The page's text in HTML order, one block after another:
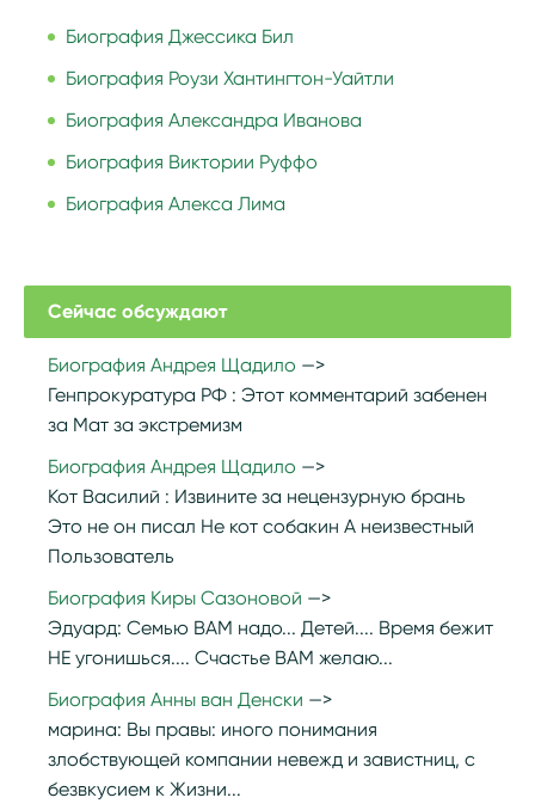
Биография Джессика Бил
Биография Роузи Хантингтон-Уайтли
Биография Александра Иванова
Биография Виктории Руффо
Биография Алекса Лима
Сейчас обсуждают
Биография Андрея Щадило
Генпрокуратура РФ : Этот комментарий забенен
за Мат за экстремизм
Биография Андрея Щадило
Кот Василий : Извините за нецензурную брань
Это не он писал Не кот собакин А неизвестный
Пользователь
Биография Киры Сазоновой
Эдуард: Семью ВАМ надо... Детей.... Время бежит
НЕ угонишься.... Счастье ВАМ желаю...
Биография Анны ван Денски
марина: Вы правы: иного понимания
злобствующей компании невежд и завистниц, с
безвкусием к Жизни...